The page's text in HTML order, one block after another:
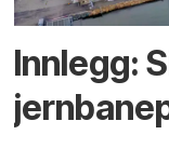
Innlegg: